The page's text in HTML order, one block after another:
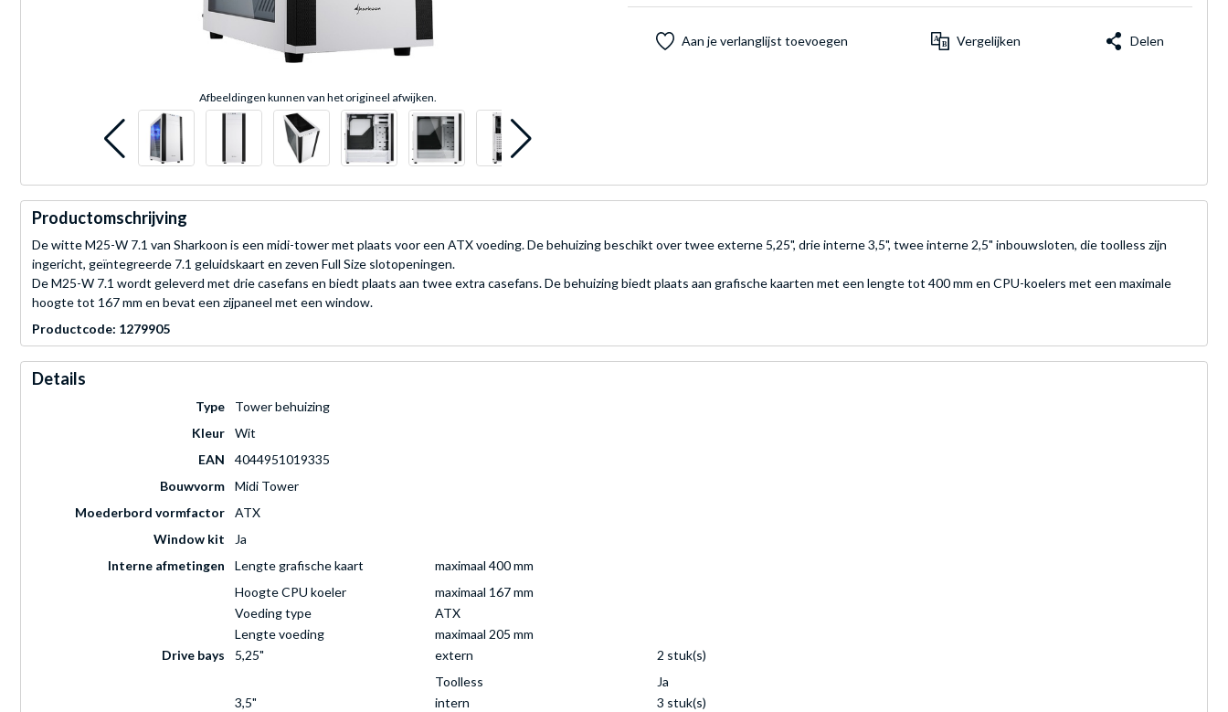
Afbeeldingen kunnen van het origineel afwijken.
Aan je verlanglijst toevoegen Vergelijken Delen
Productomschrijving
De witte M25-W 7.1 van Sharkoon is een midi-tower met plaats voor een ATX voeding. De behuizing beschikt over twee externe 5,25", drie interne 3,5", twee interne 2,5" inbouwsloten, die toolless zijn
ingericht, geïntegreerde 7.1 geluidskaart en zeven Full Size slotopeningen.
De M25-W 7.1 wordt geleverd met drie casefans en biedt plaats aan twee extra casefans. De behuizing biedt plaats aan grafische kaarten met een lengte tot 400 mm en CPU-koelers met een maximale
hoogte tot 167 mm en bevat een zijpaneel met een window.
Productcode: 1279905
Details
Type
Tower behuizing
Kleur
Wit
EAN
4044951019335
Bouwvorm
Midi Tower
Moederbord vormfactor
ATX
Window kit
Ja
Interne afmetingen
Lengte grafische kaart
maximaal 400 mm
Hoogte CPU koeler
maximaal 167 mm
Voeding type
ATX
Lengte voeding
maximaal 205 mm
Drive bays
5,25" extern
2 stuk(s)
Toolless
Ja
3,5"
intern
3 stuk(s)